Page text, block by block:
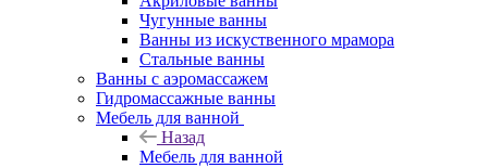
Чугунные ванны
Ванны из искуственного мрамора
Стальные ванны
Ванны с аэромассажем
Гидромассажные ванны
Мебель для ванной
Назад
Мебель для ванной